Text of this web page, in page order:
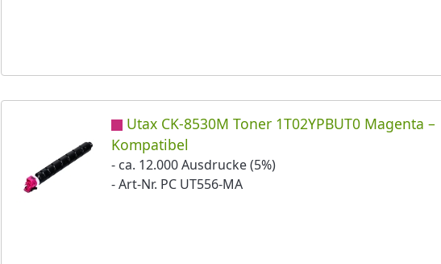
Utax CK-8530M Toner 1T02YPBUT0 Magenta –
Kompatibel
- ca. 12.000 Ausdrucke (5%)
- Art-Nr. PC UT556-MA